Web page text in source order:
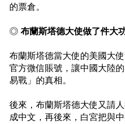
的票倉。
◎ 布蘭斯塔德大使做了件大
布蘭斯塔德當大使的美國大
官方微信賬號，讓中國大陸
易戰」的真相。
後來，布蘭斯塔德大使又請
成中文，再後來，白宮把與